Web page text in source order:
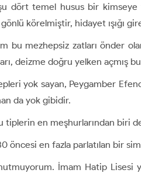
dört temel husus bir kimseye
körelmiştir, hidayet ışığı
bu mezhepsiz zatları önder
deizme doğru yelken açmış
yok sayan, Peygamber
da yok gibidir.
tiplerin en meşhurlarından biri
öncesi en fazla parlatılan bir
İmam Hatip Lisesi